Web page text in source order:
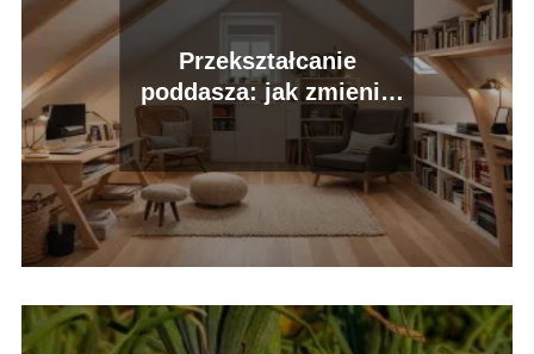
Przekształcanie
poddasza: jak zmienić
nieużywaną przestrzeń na
praktyczne wnętrze?